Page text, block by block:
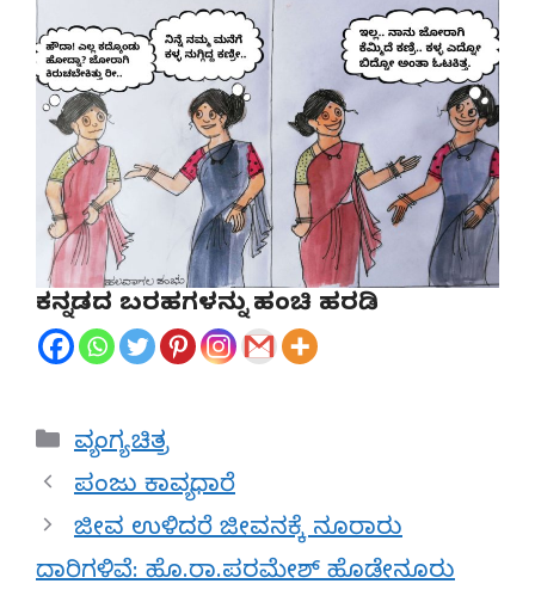
ಕನ್ನಡದ ಬರಹಗಳನ್ನು ಹಂಚಿ ಹರಡಿ
Categories
ವ್ಯಂಗ್ಯ ಚಿತ್ರ
ಪಂಜು ಕಾವ್ಯಧಾರೆ
ಜೀವ ಉಳಿದರೆ ಜೀವನಕ್ಕೆ ನೂರಾರು
ದಾರಿಗಳಿವೆ: ಹೊ.ರಾ.ಪರಮೇಶ್ ಹೊಡೇನೂರು